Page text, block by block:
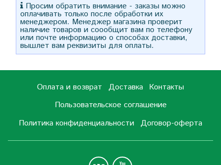
Просим обратить внимание - заказы можно
оплачивать только после обработки их
менеджером. Менеджер магазина проверит
наличие товаров и соообщит вам по телефону
или почте информацию о способах доставки,
вышлет вам реквизиты для оплаты.
Оплата и возврат Доставка Контакты
Пользовательское соглашение
Политика конфиденциальности Договор-оферта